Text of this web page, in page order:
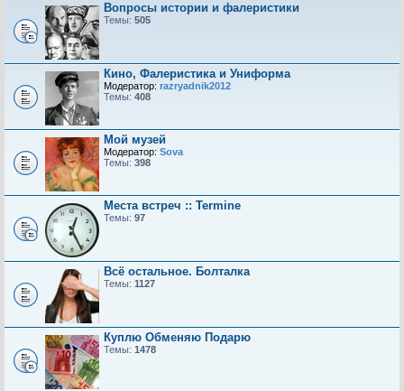
Вопросы истории и фалеристики
Темы: 505
Кино, Фалеристика и Униформа
Модератор: razryadnik2012
Темы: 408
Мой музей
Модератор: Sova
Темы: 398
Места встреч :: Termine
Темы: 97
Всё остальное. Болталка
Темы: 1127
Куплю Обменяю Подарю
Темы: 1478